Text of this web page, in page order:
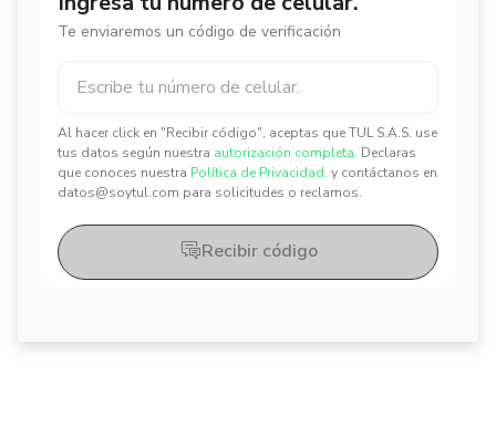
Te enviaremos un código de verificación
Al hacer click en "Recibir código", aceptas que TUL S.A.S. use
tus datos según nuestra autorización completa. Declaras
que conoces nuestra Política de Privacidad. y contáctanos en
datos@soytul.com para solicitudes o reclamos.
✕
✕
Recibir código